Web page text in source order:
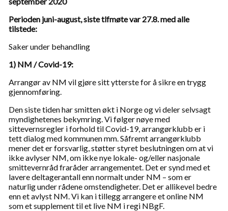
Perioden juni-august, siste tlfmøte var 27.8. med alle
tilstede:
Saker under behandling
1) NM / Covid-19:
Arrangør av NM vil gjøre sitt ytterste for å sikre en trygg
gjennomføring.
Den siste tiden har smitten økt i Norge og vi deler selvsagt
myndighetenes bekymring. Vi følger nøye med
sittevernsregler i forhold til Covid-19, arrangørklubb er i
tett dialog med kommunen mm. Såfremt arrangørklubb
mener det er forsvarlig, støtter styret beslutningen om at vi
ikke avlyser NM, om ikke nye lokale- og/eller nasjonale
smittevernråd fraråder arrangementet. Det er synd med et
lavere deltagerantall enn normalt under NM – som er
naturlig under rådene omstendigheter. Det er allikevel bedre
enn et avlyst NM. Vi kan i tillegg arrangere et online NM
som et supplement til et live NM i regi NBgF.